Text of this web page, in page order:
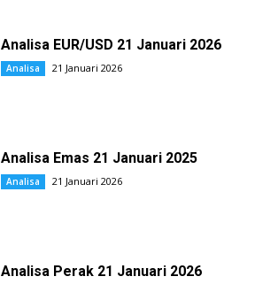
Analisa EUR/USD 21 Januari 2026
Analisa 21 Januari 2026
Analisa Emas 21 Januari 2025
Analisa 21 Januari 2026
Analisa Perak 21 Januari 2026